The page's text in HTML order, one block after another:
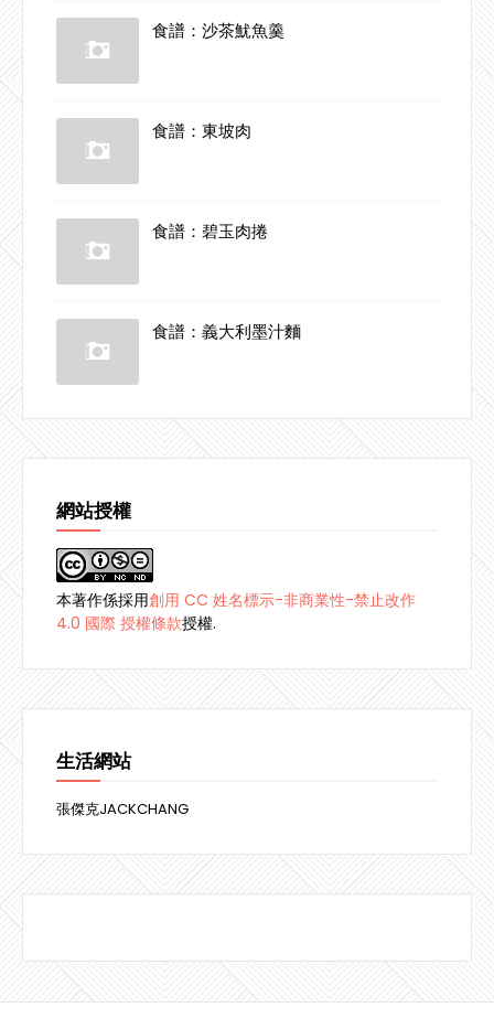
食譜：沙茶魷魚羹
食譜：東坡肉
食譜：碧玉肉捲
食譜：義大利墨汁麵
網站授權
本著作係採用創用 CC 姓名標示-非商業性-禁止改作
4.0 國際 授權條款授權.
生活網站
張傑克JACKCHANG